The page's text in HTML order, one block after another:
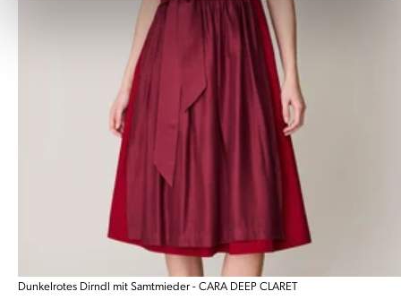
Dunkelrotes Dirndl mit Samtmieder - CARA DEEP CLARET